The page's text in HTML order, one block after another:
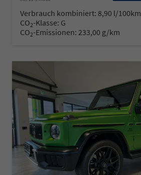
Verbrauch kombiniert: 8,90 l/100km
CO2-Klasse: G
CO2-Emissionen: 233,00 g/km